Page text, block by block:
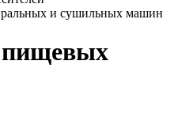
и сушильных машин
пищевых